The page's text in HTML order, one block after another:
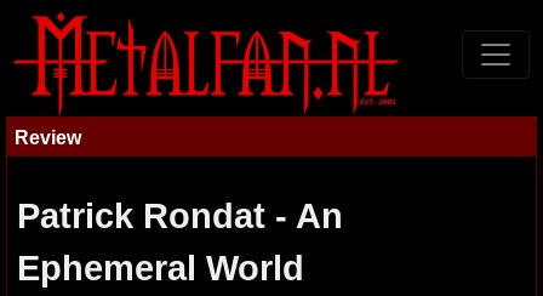
Review
Patrick Rondat - An
Ephemeral World